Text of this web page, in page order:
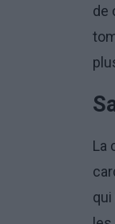
de
La